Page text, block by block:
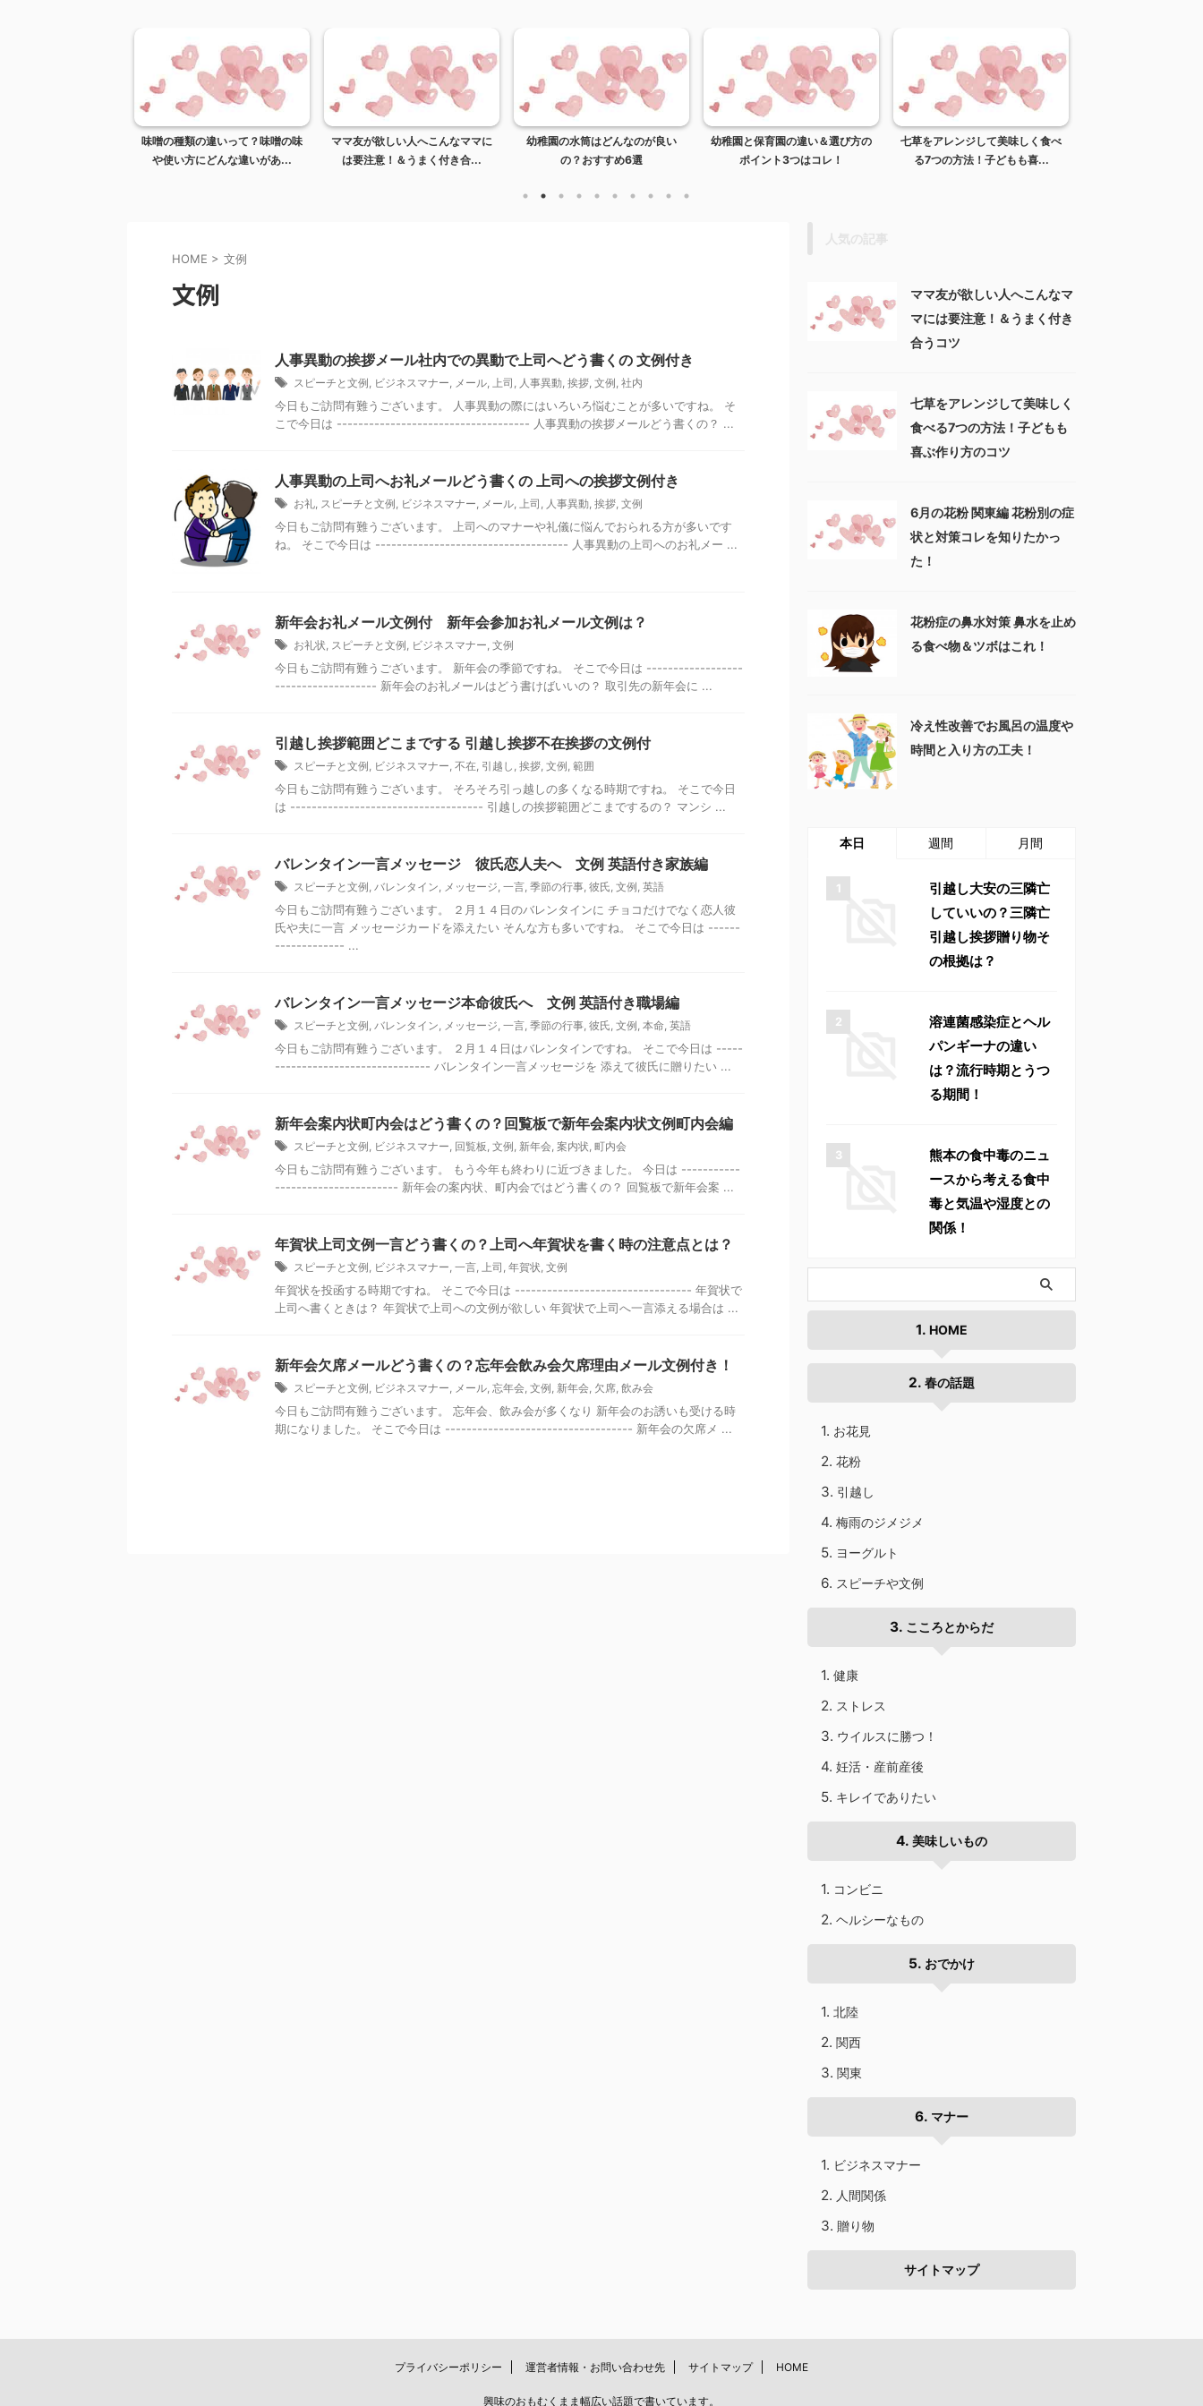
味噌の種類の違いって？味噌の味
や使い方にどんな違いがあ...
ママ友が欲しい人へこんなママに
は要注意！＆うまく付き合...
幼稚園の水筒はどんなのが良い
の？おすすめ6選
幼稚園と保育園の違い＆選び方の
ポイント3つはコレ！
七草をアレンジして美味しく食べ
る7つの方法！子どもも喜...
HOME > 文例
文例
人事異動の挨拶メール社内での異動で上司へどう書くの 文例付き
スピーチと文例 ビジネスマナー メール 上司 人事異動 挨拶 文例 社内
今日もご訪問有難うございます。 人事異動の際にはいろいろ悩むことが多いですね。 そ
こで今日は ------------------------------------ 人事異動の挨拶メールどう書くの？ ...
人事異動の上司へお礼メールどう書くの 上司への挨拶文例付き
お礼 スピーチと文例 ビジネスマナー メール 上司 人事異動 挨拶 文例
今日もご訪問有難うございます。 上司へのマナーや礼儀に悩んでおられる方が多いです
ね。 そこで今日は ------------------------------------ 人事異動の上司へのお礼メー ...
新年会お礼メール文例付 新年会参加お礼メール文例は？
お礼状 スピーチと文例 ビジネスマナー 文例
今日もご訪問有難うございます。 新年会の季節ですね。 そこで今日は ------------------
------------------- 新年会のお礼メールはどう書けばいいの？ 取引先の新年会に ...
引越し挨拶範囲どこまでする 引越し挨拶不在挨拶の文例付
スピーチと文例 ビジネスマナー 不在 引越し 挨拶 文例 範囲
今日もご訪問有難うございます。 そろそろ引っ越しの多くなる時期ですね。 そこで今日
は ------------------------------------ 引越しの挨拶範囲どこまでするの？ マンシ ...
バレンタイン一言メッセージ 彼氏恋人夫へ 文例 英語付き家族編
スピーチと文例 バレンタイン メッセージ 一言 季節の行事 彼氏 文例 英語
今日もご訪問有難うございます。 ２月１４日のバレンタインに チョコだけでなく恋人彼
氏や夫に一言 メッセージカードを添えたい そんな方も多いですね。 そこで今日は ------
------------- ...
バレンタイン一言メッセージ本命彼氏へ 文例 英語付き職場編
スピーチと文例 バレンタイン メッセージ 一言 季節の行事 彼氏 文例 本命 英語
今日もご訪問有難うございます。 ２月１４日はバレンタインですね。 そこで今日は -----
----------------------------- バレンタイン一言メッセージを 添えて彼氏に贈りたい ...
新年会案内状町内会はどう書くの？回覧板で新年会案内状文例町内会編
スピーチと文例 ビジネスマナー 回覧板 文例 新年会 案内状 町内会
今日もご訪問有難うございます。 もう今年も終わりに近づきました。 今日は -----------
----------------------- 新年会の案内状、町内会ではどう書くの？ 回覧板で新年会案 ...
年賀状上司文例一言どう書くの？上司へ年賀状を書く時の注意点とは？
スピーチと文例 ビジネスマナー 一言 上司 年賀状 文例
年賀状を投函する時期ですね。 そこで今日は --------------------------------- 年賀状で
上司へ書くときは？ 年賀状で上司への文例が欲しい 年賀状で上司へ一言添える場合は ...
新年会欠席メールどう書くの？忘年会飲み会欠席理由メール文例付き！
スピーチと文例 ビジネスマナー メール 忘年会 文例 新年会 欠席 飲み会
今日もご訪問有難うございます。 忘年会、飲み会が多くなり 新年会のお誘いも受ける時
期になりました。 そこで今日は ----------------------------------- 新年会の欠席メ ...
ママ友が欲しい人へこんなマ
マには要注意！＆うまく付き
合うコツ
七草をアレンジして美味しく
食べる7つの方法！子どもも
喜ぶ作り方のコツ
6月の花粉 関東編 花粉別の症
状と対策コレを知りたかっ
た！
花粉症の鼻水対策 鼻水を止め
る食べ物＆ツボはこれ！
冷え性改善でお風呂の温度や
時間と入り方の工夫！
本日 週間 月間
引越し大安の三隣亡
していいの？三隣亡
引越し挨拶贈り物そ
の根拠は？
溶連菌感染症とヘル
パンギーナの違い
は？流行時期とうつ
る期間！
熊本の食中毒のニュ
ースから考える食中
毒と気温や湿度との
関係！
HOME
春の話題
お花見
花粉
引越し
梅雨のジメジメ
ヨーグルト
スピーチや文例
こころとからだ
健康
ストレス
ウイルスに勝つ！
妊活・産前産後
キレイでありたい
美味しいもの
コンビニ
ヘルシーなもの
おでかけ
北陸
関西
関東
マナー
ビジネスマナー
人間関係
贈り物
サイトマップ
プライバシーポリシー 運営者情報・お問い合わせ先 サイトマップ HOME
興味のおもむくまま幅広い話題で書いています。